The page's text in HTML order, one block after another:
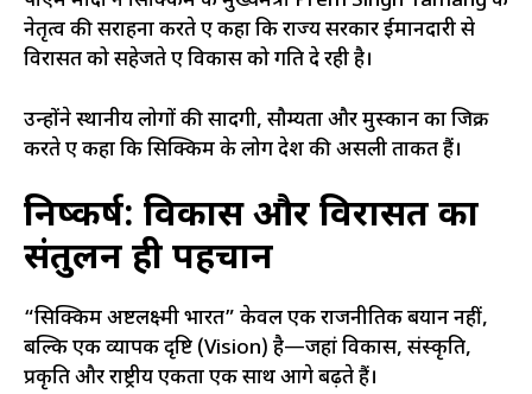
नेतृत्व की सराहना करते हुए कहा कि राज्य सरकार ईमानदारी से
विरासत को सहेजते हुए विकास को गति दे रही है।
उन्होंने स्थानीय लोगों की सादगी, सौम्यता और मुस्कान का जिक्र
करते हुए कहा कि सिक्किम के लोग देश की असली ताकत हैं।
निष्कर्ष: विकास और विरासत का
संतुलन ही पहचान
“सिक्किम अष्टलक्ष्मी भारत” केवल एक राजनीतिक बयान नहीं,
बल्कि एक व्यापक दृष्टि (Vision) है—जहां विकास, संस्कृति,
प्रकृति और राष्ट्रीय एकता एक साथ आगे बढ़ते हैं।